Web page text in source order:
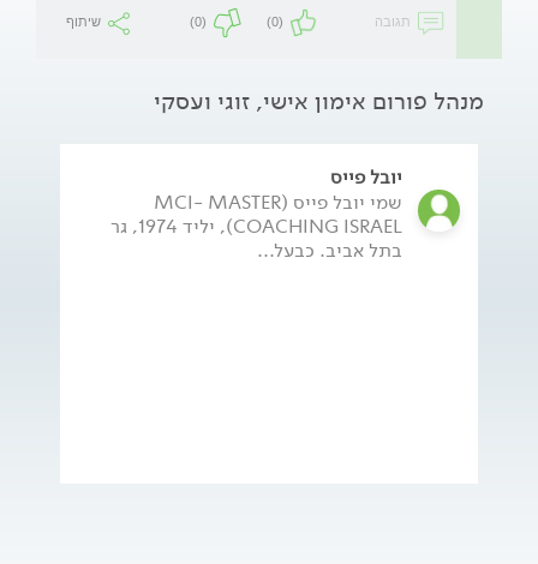
תגובה (0)
(0) שיתוף
מנהל פורום אימון אישי, זוגי ועסקי
יובל פייס
שמי יובל פייס (MCI- MASTER
COACHING ISRAEL), יליד 1974, גר
בתל אביב. כבעל...